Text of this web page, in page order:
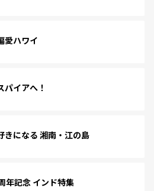
愛ハワイ
パイアへ！
きになる 湘南・江の島
年記念 インド特集